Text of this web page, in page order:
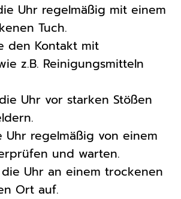
Uhr regelmäßig mit einem
Tuch.
den Kontakt mit
z.B. Reinigungsmitteln
Uhr vor starken Stößen
Uhr regelmäßig von einem
und warten.
die Uhr an einem trockenen
Ort auf.